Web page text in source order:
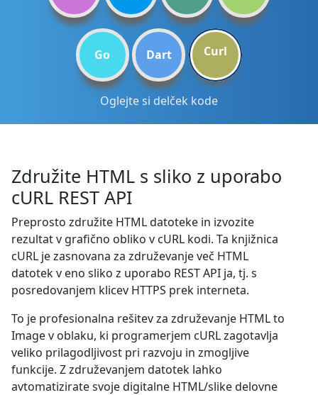
Go Dart Curl
Oglejte si delček kode
Združite HTML s sliko z uporabo
cURL REST API
Preprosto združite HTML datoteke in izvozite
rezultat v grafično obliko v cURL kodi. Ta knjižnica
cURL je zasnovana za združevanje več HTML
datotek v eno sliko z uporabo REST API ja, tj. s
posredovanjem klicev HTTPS prek interneta.
To je profesionalna rešitev za združevanje HTML to
Image v oblaku, ki programerjem cURL zagotavlja
veliko prilagodljivost pri razvoju in zmogljive
funkcije. Z združevanjem datotek lahko
avtomatizirate svoje digitalne HTML/slike delovne